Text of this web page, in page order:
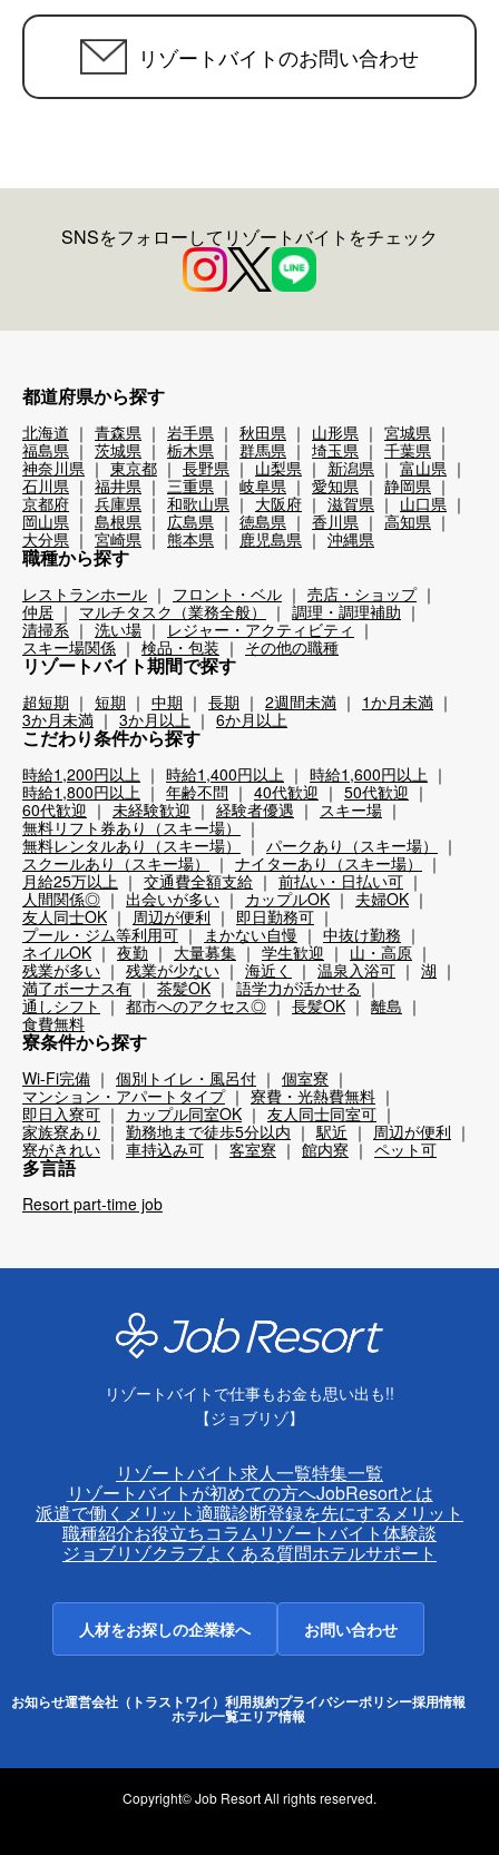
リゾートバイトのお問い合わせ
SNSをフォローしてリゾートバイトをチェック
都道府県から探す
北海道 青森県 岩手県 秋田県 山形県
宮城県
福島県
茨城県 栃木県 群馬県 埼玉県
千葉県
神奈川県
東京都 長野県 山梨県 新潟県
富山県
石川県
福井県 三重県 岐阜県 愛知県
静岡県
京都府
兵庫県 和歌山県 大阪府 滋賀県
山口県
岡山県
島根県 広島県 徳島県 香川県
高知県
大分県
宮崎県 熊本県 鹿児島県 沖縄県
職種から探す
レストランホール フロント・ベル
売店・ショップ
仲居
マルチタスク（業務全般）
調理・調理補助
清掃系
洗い場
レジャー・アクティビティ
スキー場関係
検品・包装 その他の職種
リゾートバイト期間で探す
超短期 短期 中期 長期 2週間未満
1か月未満
3か月未満
3か月以上 6か月以上
こだわり条件から探す
時給1,200円以上 時給1,400円以上
時給1,600円以上
時給1,800円以上
年齢不問 40代歓迎
50代歓迎
60代歓迎
未経験歓迎 経験者優遇
スキー場
無料リフト券あり（スキー場）
無料レンタルあり（スキー場）
パークあり（スキー場）
スクールあり（スキー場）
ナイターあり（スキー場）
月給25万以上
交通費全額支給
前払い・日払い可
人間関係◎
出会いが多い カップルOK
夫婦OK
友人同士OK
周辺が便利
即日勤務可
プール・ジム等利用可
まかない自慢
中抜け勤務
ネイルOK
夜勤 大量募集 学生歓迎
山・高原
残業が多い
残業が少ない 海近く 温泉入浴可
湖
満了ボーナス有
茶髪OK
語学力が活かせる
通しシフト
都市へのアクセス◎ 長髪OK
離島
食費無料
寮条件から探す
Wi-Fi完備 個別トイレ・風呂付
個室寮
マンション・アパートタイプ
寮費・光熱費無料
即日入寮可
カップル同室OK
友人同士同室可
家族寮あり
勤務地まで徒歩5分以内 駅近
周辺が便利
寮がきれい
車持込み可 客室寮 館内寮 ペット可
多言語
Resort part-time job
リゾートバイトで仕事もお金も思い出も!!
【ジョブリゾ】
リゾートバイト求人一覧特集一覧
リゾートバイトが初めての方へJobResortとは
派遣で働くメリット適職診断登録を先にするメリット
職種紹介お役立ちコラム リゾートバイト体験談
ジョブリゾクラブよくある質問ホテルサポート
人材をお探しの企業様へ お問い合わせ
お知らせ運営会社（トラストワイ） 利用規約プライバシーポリシー採用情報
ホテル一覧エリア情報
Copyright© Job Resort All rights reserved.